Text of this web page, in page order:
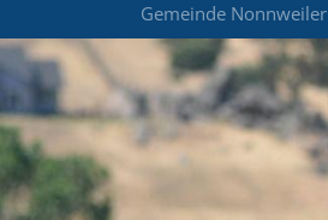
Gemeinde Nonnweiler